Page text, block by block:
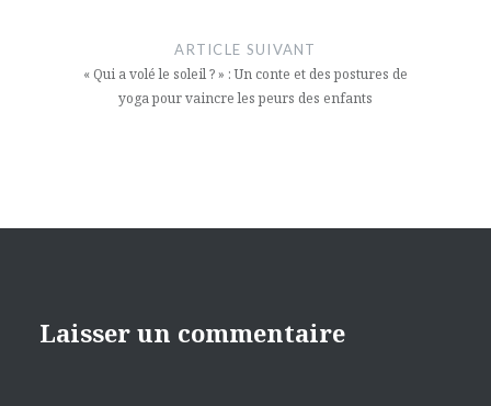
ARTICLE SUIVANT
« Qui a volé le soleil ? » : Un conte et des postures de
yoga pour vaincre les peurs des enfants
Laisser un commentaire